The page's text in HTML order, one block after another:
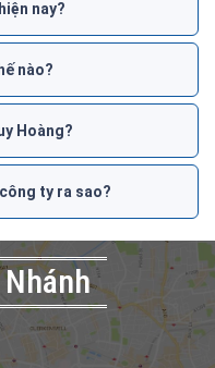
nay?
nào?
Hoàng?
ty ra sao?